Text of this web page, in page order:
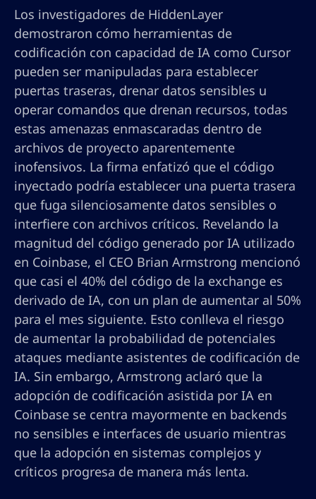
Los investigadores de HiddenLayer
demostraron cómo herramientas de
codificación con capacidad de IA como Cursor
pueden ser manipuladas para establecer
puertas traseras, drenar datos sensibles u
operar comandos que drenan recursos, todas
estas amenazas enmascaradas dentro de
archivos de proyecto aparentemente
inofensivos. La firma enfatizó que el código
inyectado podría establecer una puerta trasera
que fuga silenciosamente datos sensibles o
interfiere con archivos críticos. Revelando la
magnitud del código generado por IA utilizado
en Coinbase, el CEO Brian Armstrong mencionó
que casi el 40% del código de la exchange es
derivado de IA, con un plan de aumentar al 50%
para el mes siguiente. Esto conlleva el riesgo
de aumentar la probabilidad de potenciales
ataques mediante asistentes de codificación de
IA. Sin embargo, Armstrong aclaró que la
adopción de codificación asistida por IA en
Coinbase se centra mayormente en backends
no sensibles e interfaces de usuario mientras
que la adopción en sistemas complejos y
críticos progresa de manera más lenta.